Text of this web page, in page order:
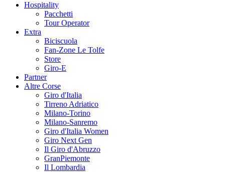
Hospitality
Pacchetti
Tour Operator
Extra
Biciscuola
Fan-Zone Le Tolfe
Store
Giro-E
Partner
Altre Corse
Giro d'Italia
Tirreno Adriatico
Milano-Torino
Milano-Sanremo
Giro d'Italia Women
Giro Next Gen
Il Giro d'Abruzzo
GranPiemonte
Il Lombardia